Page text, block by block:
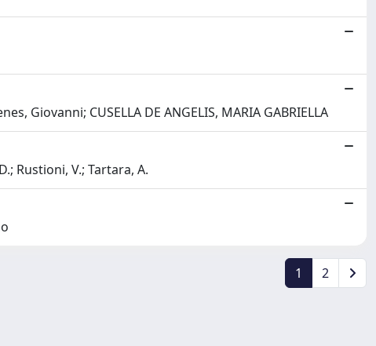
Giovanni; CUSELLA DE ANGELIS, MARIA GABRIELLA
Rustioni, V.; Tartara, A.
1 2